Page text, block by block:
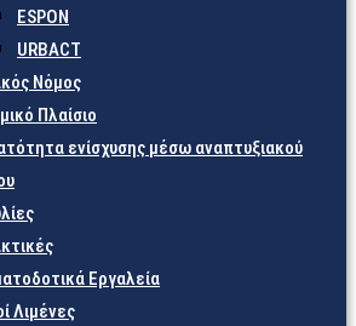
ESPON
URBACT
Νόμος
Πλαίσιο
ενίσχυσης μέσω αναπτυξιακού
Εργαλεία
Λιμένες